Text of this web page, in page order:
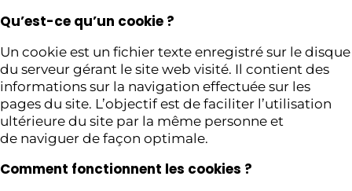
Qu’est-ce qu’un cookie ?
Un cookie est un fichier texte enregistré sur le
du serveur gérant le site web visité. Il contient des
informations sur la navigation effectuée sur les
pages du site. L’objectif est de faciliter l’utilisation
ultérieure du site par la même personne et
de naviguer de façon optimale.
Comment fonctionnent les cookies ?